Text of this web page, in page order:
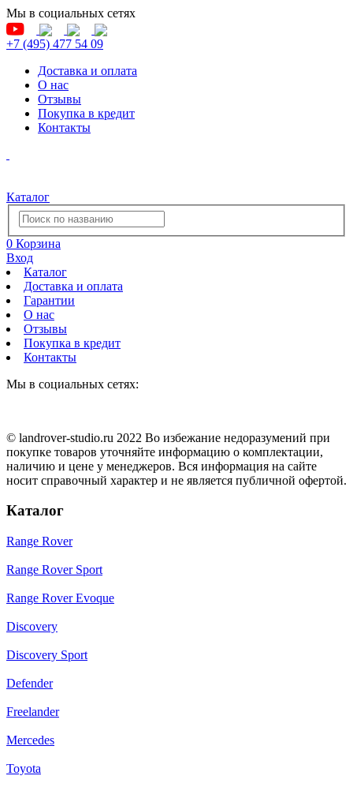
Мы в социальных сетях
+7 (495) 477 54 09
Доставка и оплата
О нас
Отзывы
Покупка в кредит
Контакты
Каталог
0 Корзина
Вход
Каталог
Доставка и оплата
Гарантии
О нас
Отзывы
Покупка в кредит
Контакты
Мы в социальных сетях:
© landrover-studio.ru 2022 Во избежание недоразумений при
покупке товаров уточняйте информацию о комплектации,
наличию и цене у менеджеров. Вся информация на сайте
носит справочный характер и не является публичной офертой.
Каталог
Range Rover
Range Rover Sport
Range Rover Evoque
Discovery
Discovery Sport
Defender
Freelander
Mercedes
Toyota